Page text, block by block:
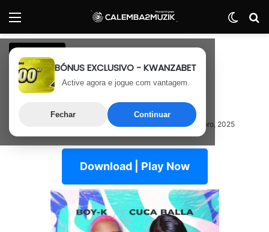
Menu
BÓNUS EXCLUSIVO - KWANZABET
Active agora e jogue com vantagem.
Fechar Continuar
Afro House
Boy K x Cuca Balla –
Problema É A Pele
Última atualização: 7 de Novembro, 2025
Download | Play Now